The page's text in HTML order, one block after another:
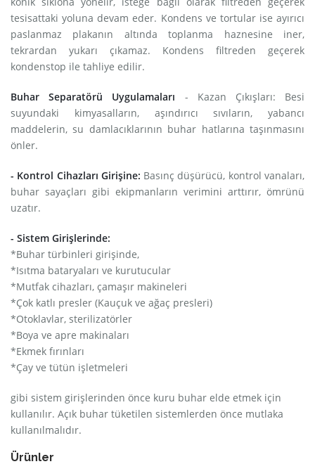
tesisattaki yoluna devam eder. Kondens ve tortular ise ayırıcı
paslanmaz plakanın altında toplanma haznesine iner,
tekrardan yukarı çıkamaz. Kondens filtreden geçerek
kondenstop ile tahliye edilir.
Buhar Separatörü Uygulamaları - Kazan Çıkışları: Besi
suyundaki kimyasalların, aşındırıcı sıvıların, yabancı
maddelerin, su damlacıklarının buhar hatlarına taşınmasını
önler.
- Kontrol Cihazları Girişine: Basınç düşürücü, kontrol vanaları,
buhar sayaçları gibi ekipmanların verimini arttırır, ömrünü
uzatır.
- Sistem Girişlerinde:
*Buhar türbinleri girişinde,
*Isıtma bataryaları ve kurutucular
*Mutfak cihazları, çamaşır makineleri
*Çok katlı presler (Kauçuk ve ağaç presleri)
*Otoklavlar, sterilizatörler
*Boya ve apre makinaları
*Ekmek fırınları
*Çay ve tütün işletmeleri
gibi sistem girişlerinden önce kuru buhar elde etmek için
kullanılır. Açık buhar tüketilen sistemlerden önce mutlaka
kullanılmalıdır.
Ürünler